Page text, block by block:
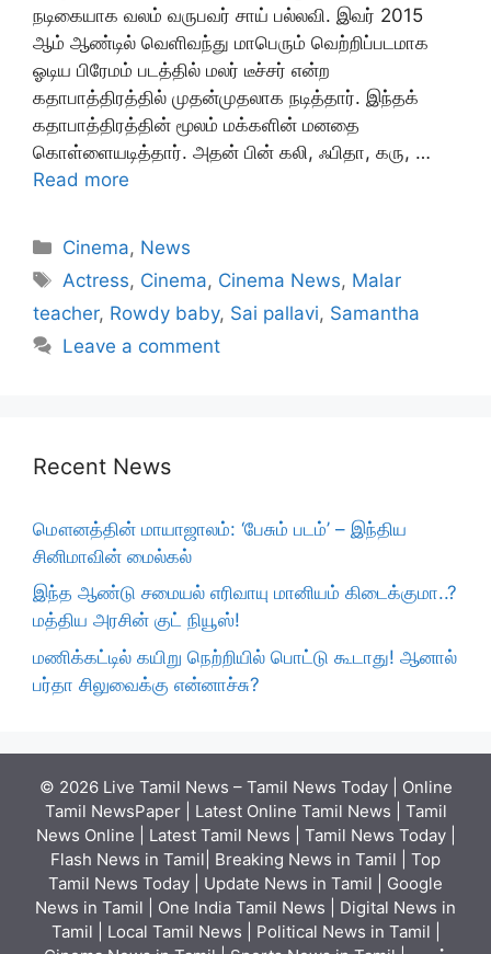
நடிகையாக வலம் வருபவர் சாய் பல்லவி. இவர் 2015
ஆம் ஆண்டில் வெளிவந்து மாபெரும் வெற்றிப்படமாக
ஓடிய பிரேமம் படத்தில் மலர் டீச்சர் என்ற
கதாபாத்திரத்தில் முதன்முதலாக நடித்தார். இந்தக்
கதாபாத்திரத்தின் மூலம் மக்களின் மனதை
கொள்ளையடித்தார். அதன் பின் கலி, ஃபிதா, கரு, …
Read more
Categories
Cinema, News
Tags
Actress, Cinema, Cinema News, Malar
teacher, Rowdy baby, Sai pallavi, Samantha
Leave a comment
Recent News
மௌனத்தின் மாயாஜாலம்: ‘பேசும் படம்’ – இந்திய
சினிமாவின் மைல்கல்
இந்த ஆண்டு சமையல் எரிவாயு மானியம் கிடைக்குமா..?
மத்திய அரசின் குட் நியூஸ்!
மணிக்கட்டில் கயிறு நெற்றியில் பொட்டு கூடாது! ஆனால்
பர்தா சிலுவைக்கு என்னாச்சு?
© 2026 Live Tamil News – Tamil News Today | Online
Tamil NewsPaper | Latest Online Tamil News | Tamil
News Online | Latest Tamil News | Tamil News Today |
Flash News in Tamil| Breaking News in Tamil | Top
Tamil News Today | Update News in Tamil | Google
News in Tamil | One India Tamil News | Digital News in
Tamil | Local Tamil News | Political News in Tamil |